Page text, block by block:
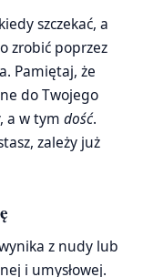
szczekać, a
zrobić poprzez
Pamiętaj, że
do Twojego
a w tym dość.
zależy już
z nudy lub
i umysłowej.